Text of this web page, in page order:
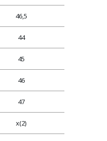
46,5
44
45
46
47
x(2)